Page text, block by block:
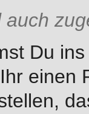
auch
Du
einen